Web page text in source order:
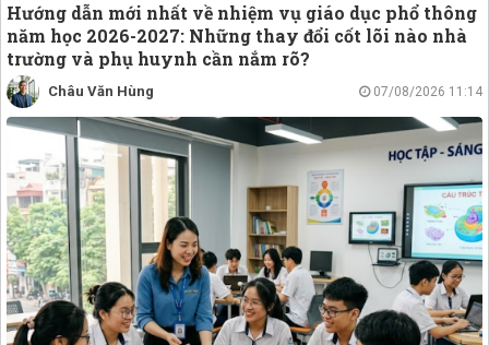
Hướng dẫn mới nhất về nhiệm vụ giáo dục phổ thông
năm học 2026-2027: Những thay đổi cốt lõi nào nhà
trường và phụ huynh cần nắm rõ?
Châu Văn Hùng 07/08/2026 11:14